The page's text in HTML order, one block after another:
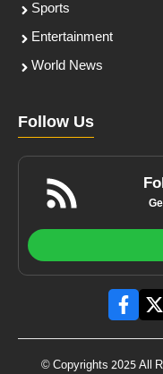
Sports
Entertainment
World News
Follow Us
© Copyrights 2025 All